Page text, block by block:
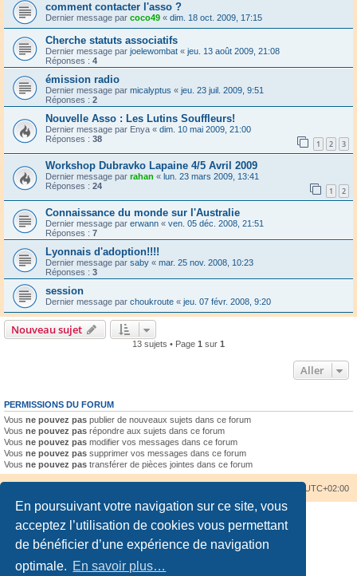
En poursuivant votre navigation sur ce site, vous
acceptez l’utilisation de cookies vous permettant
de bénéficier d’une expérience de navigation
optimale. En savoir plus…
comment contacter l'asso ?
Dernier message par coco49 « dim. 18 oct. 2009, 17:15
Cherche statuts associatifs
Dernier message par joelewombat « jeu. 13 août 2009, 21:08
Réponses : 4
émission radio
Dernier message par micalyptus « jeu. 23 juil. 2009, 9:51
Réponses : 2
Nouvelle Asso : Les Lutins Souffleurs!
Dernier message par Enya « dim. 10 mai 2009, 21:00
Réponses : 38 1 2 3
Workshop Dubravko Lapaine 4/5 Avril 2009
Dernier message par rahan « lun. 23 mars 2009, 13:41
Réponses : 24 1 2
Connaissance du monde sur l'Australie
Dernier message par erwann « ven. 05 déc. 2008, 21:51
Réponses : 7
Lyonnais d'adoption!!!!
Dernier message par saby « mar. 25 nov. 2008, 10:23
Réponses : 3
session
Dernier message par choukroute « jeu. 07 févr. 2008, 9:20
Nouveau sujet
13 sujets • Page 1 sur 1
Aller
PERMISSIONS DU FORUM
Vous ne pouvez pas publier de nouveaux sujets dans ce forum
Vous ne pouvez pas répondre aux sujets dans ce forum
Vous ne pouvez pas modifier vos messages dans ce forum
Vous ne pouvez pas supprimer vos messages dans ce forum
Vous ne pouvez pas transférer de pièces jointes dans ce forum
UTC+02:00
Développé parphpBB® Forum Software © phpBB Limited